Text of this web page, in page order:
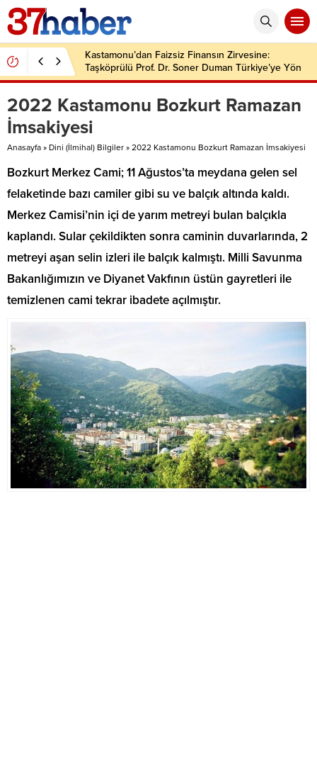
Kastamonu’dan Faizsiz Finansın Zirvesine:
Taşköprülü Prof. Dr. Soner Duman Türkiye’ye Yön
Veriyor
2022 Kastamonu Bozkurt Ramazan
İmsakiyesi
Anasayfa » Dini (İlmihal) Bilgiler » 2022 Kastamonu Bozkurt Ramazan İmsakiyesi
Bozkurt Merkez Cami; 11 Ağustos’ta meydana gelen sel
felaketinde bazı camiler gibi su ve balçık altında kaldı.
Merkez Camisi’nin içi de yarım metreyi bulan balçıkla
kaplandı. Sular çekildikten sonra caminin duvarlarında, 2
metreyi aşan selin izleri ile balçık kalmıştı. Milli Savunma
Bakanlığımızın ve Diyanet Vakfının üstün gayretleri ile
temizlenen cami tekrar ibadete açılmıştır.